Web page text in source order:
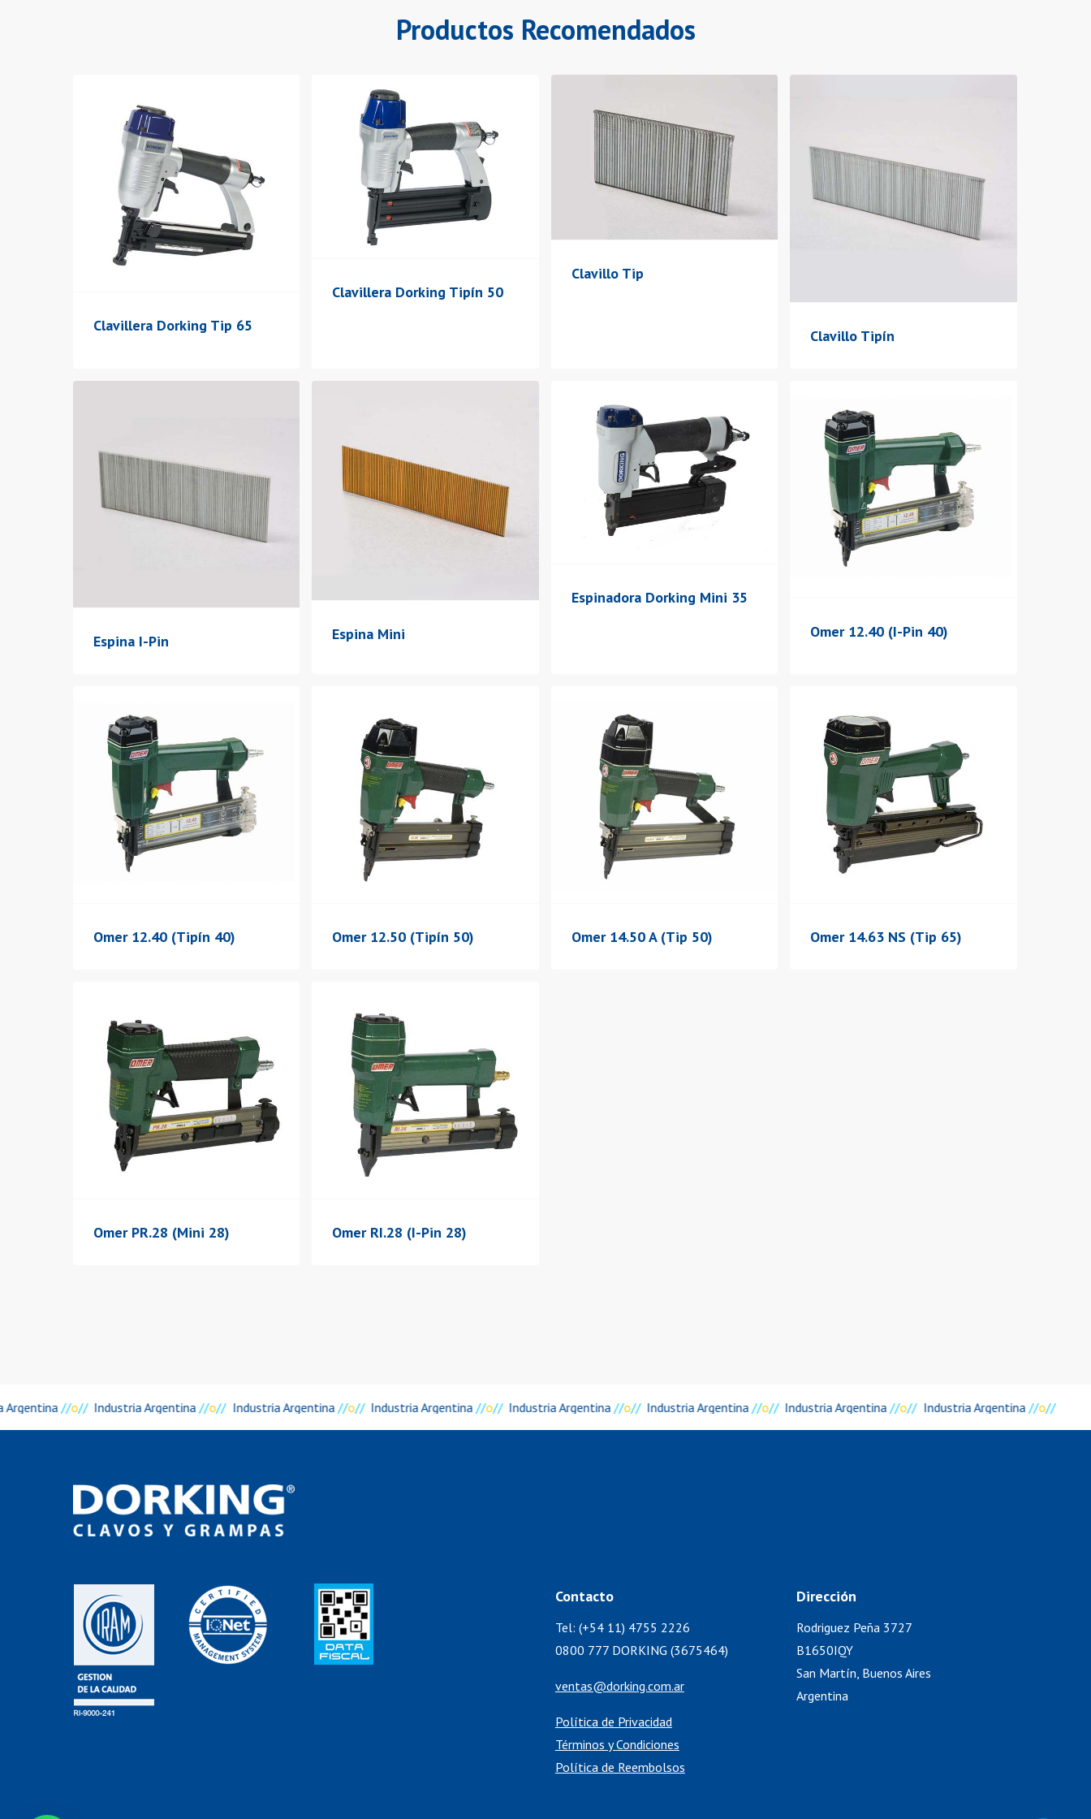
Productos Recomendados
Clavillera Dorking Tip 65
Clavillera Dorking Tipín 50
Clavillo Tip
Clavillo Tipín
Espina I-Pin Espina Mini
Espinadora Dorking Mini 35
Omer 12.40 (I-Pin 40)
Omer 12.40 (Tipín 40) Omer 12.50 (Tipín 50) Omer 14.50 A (Tip 50) Omer 14.63 NS (Tip 65)
Omer PR.28 (Mini 28) Omer RI.28 (I-Pin 28)
//o// Industria Argentina//o// Industria Argentina//o// Industria Argentina//o// Industria Argentina//o// Industria Argentina//o// Industria Argentina//o// Industria Argentina//o//
Contacto
Tel: (+54 11) 4755 2226
0800 777 DORKING (3675464)
ventas@dorking.com.ar
Política de Privacidad
Términos y Condiciones
Política de Reembolsos
Dirección
Rodriguez Peña 3727
B1650IQY
San Martín, Buenos Aires
Argentina